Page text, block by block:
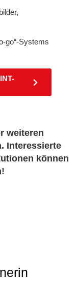
go“-Systems
weiteren
Interessierte
können